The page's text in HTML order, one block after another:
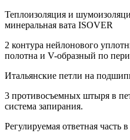
Теплоизоляция и
минеральная вата ISOVER
2 контура нейлонового
полотна и V-образный по
Итальянские петли на
3 противосъемных штыря в
система запирания.
Регулируемая ответная часть